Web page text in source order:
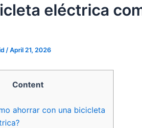
eléctrica
/April 21, 2026
Content
ahorrar con una bicicleta